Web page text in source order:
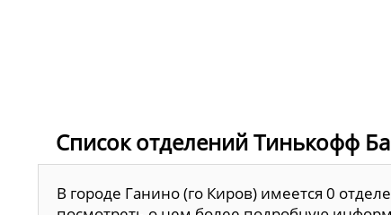
Список отделений Тинькофф
В городе Ганино (го Киров) имеется 0